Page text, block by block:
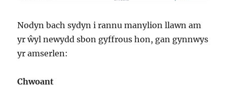
Nodyn bach sydyn i rannu manylion llawn am
yr ŵyl newydd sbon gyffrous hon, gan gynnwys
yr amserlen:
Chwoant